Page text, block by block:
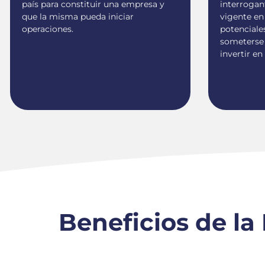
país para constituir una empresa y
que la misma pueda iniciar
operaciones.
vigente
invertir en
Beneficios de